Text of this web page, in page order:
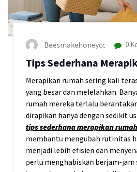
Beesmakehoneycc 0
Tips Sederhana
Merapikan rumah sering kali
yang besar dan melelahkan.
rumah mereka terlalu
dirapikan hanya dengan sedikit
tips sederhana merapikan rumah
membantu mengubah rutinitas
menjadi lebih efisien dan
perlu menghabiskan berjam-jam